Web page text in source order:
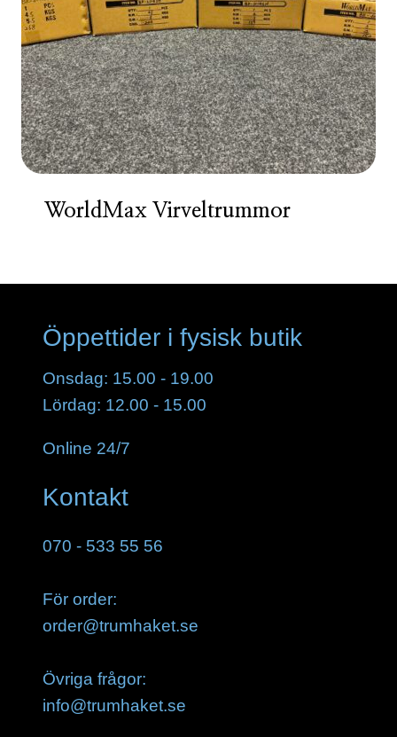
WorldMax Virveltrummor
Öppettider i fysisk butik
Onsdag: 15.00 - 19.00
Lördag: 12.00 - 15.00
Online 24/7
Kontakt
070 - 533 55 56
För order:
order@trumhaket.se
Övriga frågor:
info@trumhaket.se